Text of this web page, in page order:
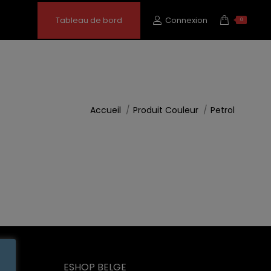
Tableau de bord Connexion 0
Vous êtes ici :
Accueil Produit Couleur Petrol
ESHOP BELGE